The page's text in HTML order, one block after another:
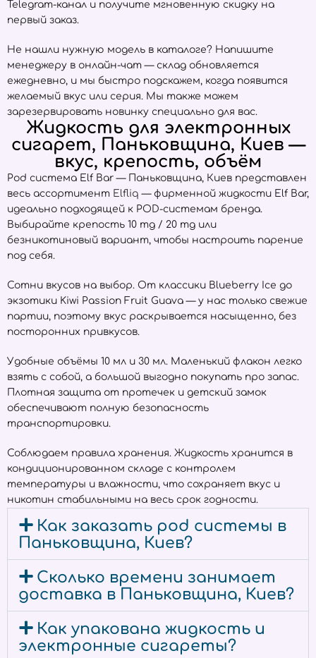
Telegram-канал и получите мгновенную скидку на
первый заказ.
Не нашли нужную модель в каталоге? Напишите
менеджеру в онлайн-чат — склад обновляется
ежедневно, и мы быстро подскажем, когда появится
желаемый вкус или серия. Мы также можем
зарезервировать новинку специально для вас.
Жидкость для электронных
сигарет, Паньковщина, Киев —
вкус, крепость, объём
Pod система Elf Bar — Паньковщина, Киев представлен
весь ассортимент Elfliq — фирменной жидкости Elf Bar,
идеально подходящей к POD-системам бренда.
Выбирайте крепость 10 mg / 20 mg или
безникотиновый вариант, чтобы настроить парение
под себя.
Сотни вкусов на выбор. От классики Blueberry Ice до
экзотики Kiwi Passion Fruit Guava — у нас только свежие
партии, поэтому вкус раскрывается насыщенно, без
посторонних привкусов.
Удобные объёмы 10 мл и 30 мл. Маленький флакон легко
взять с собой, а большой выгодно покупать про запас.
Плотная защита от протечек и детский замок
обеспечивают полную безопасность
транспортировки.
Соблюдаем правила хранения. Жидкость хранится в
кондиционированном складе с контролем
температуры и влажности, что сохраняет вкус и
никотин стабильными на весь срок годности.
Как заказать pod системы в
Паньковщина, Киев?
Сколько времени занимает
доставка в Паньковщина, Киев?
Как упакована жидкость и
электронные сигареты?